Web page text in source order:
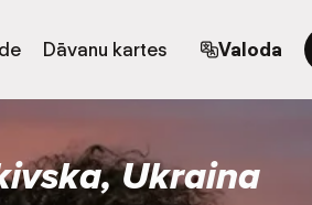
Dāvanu kartes Valoda
Ukraina